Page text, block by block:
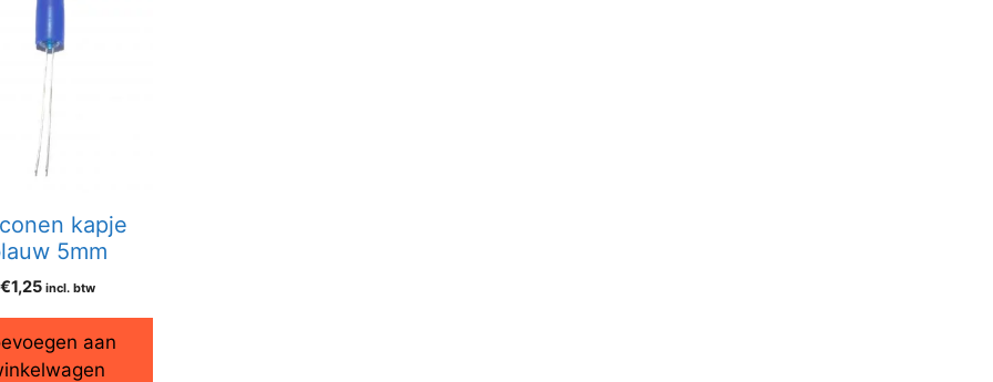
kapje
5mm
€1,25 incl. btw
aan